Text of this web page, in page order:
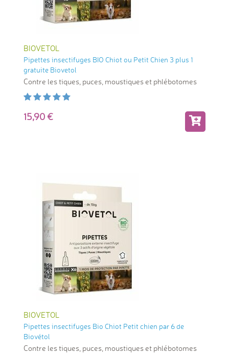
BIOVETOL
Pipettes insectifuges BIO Chiot ou Petit Chien 3 plus 1
gratuite Biovetol
Contre les tiques, puces, moustiques et phlébotomes
15,90
BIOVETOL
Pipettes insectifuges Bio Chiot Petit chien par 6 de
Biovétol
Contre les tiques, puces, moustiques et phlébotomes